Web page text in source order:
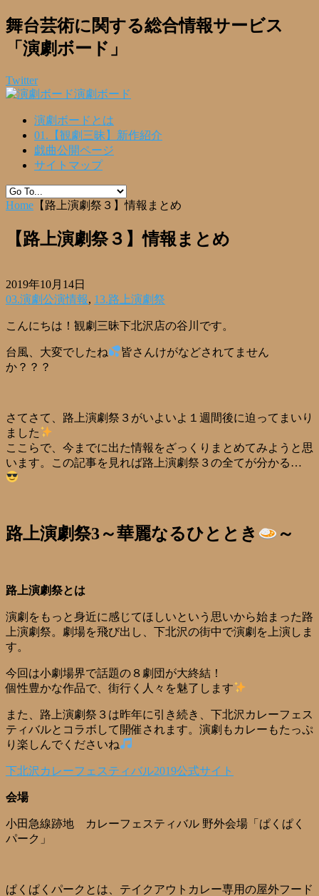
舞台芸術に関する総合情報サービス
「演劇ボード」
Twitter
演劇ボード
演劇ボードとは
01.【観劇三昧】新作紹介
戯曲公開ページ
サイトマップ
Home 【路上演劇祭３】情報まとめ
【路上演劇祭３】情報まとめ
2019年10月14日
03.演劇公演情報, 13.路上演劇祭
こんにちは！観劇三昧下北沢店の谷川です。
台風、大変でしたね
皆さんけがなどされてません
か？？？
さてさて、路上演劇祭３がいよいよ１週間後に迫ってまいり
ました
ここらで、今までに出た情報をざっくりまとめてみようと思
います。この記事を見れば路上演劇祭３の全てが分かる…
路上演劇祭3～華麗なるひととき ～
路上演劇祭とは
演劇をもっと身近に感じてほしいという思いから始まった路
上演劇祭。劇場を飛び出し、下北沢の街中で演劇を上演しま
す。
今回は小劇場界で話題の８劇団が大終結！
個性豊かな作品で、街行く人々を魅了します
また、路上演劇祭３は昨年に引き続き、下北沢カレーフェス
ティバルとコラボして開催されます。演劇もカレーもたっぷ
り楽しんでくださいね
下北沢カレーフェスティバル2019公式サイト
会場
小田急線跡地 カレーフェスティバル 野外会場「ぱくぱく
パーク」
ぱくぱくパークとは、テイクアウトカレー専用の屋外フード